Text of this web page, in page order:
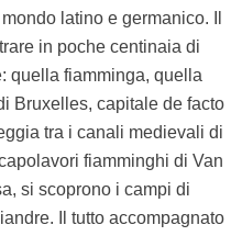
latino e germanico. Il
in poche centinaia di
quella fiamminga, quella
Bruxelles, capitale de facto
tra i canali medievali di
fiamminghi di Van
si scoprono i campi di
Il tutto accompagnato